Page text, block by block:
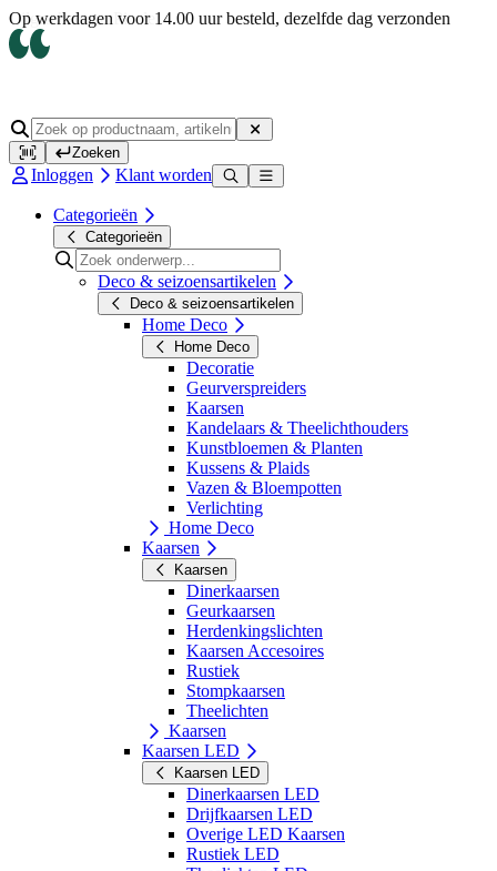
Op werkdagen voor 14.00 uur besteld, dezelfde dag verzonden
Zoeken
Inloggen Klant worden
Categorieën
Categorieën
Deco & seizoensartikelen
Deco & seizoensartikelen
Home Deco
Home Deco
Decoratie
Geurverspreiders
Kaarsen
Kandelaars & Theelichthouders
Kunstbloemen & Planten
Kussens & Plaids
Vazen & Bloempotten
Verlichting
Home Deco
Kaarsen
Kaarsen
Dinerkaarsen
Geurkaarsen
Herdenkingslichten
Kaarsen Accesoires
Rustiek
Stompkaarsen
Theelichten
Kaarsen
Kaarsen LED
Kaarsen LED
Dinerkaarsen LED
Drijfkaarsen LED
Overige LED Kaarsen
Rustiek LED